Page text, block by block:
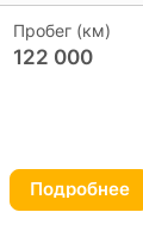
Пробег (км)
122 000
Подробнее